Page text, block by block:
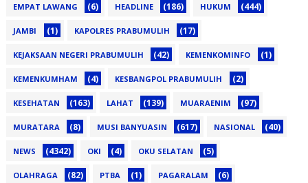
EMPAT LAWANG (6) HEADLINE (186) HUKUM (444)
JAMBI (1) KAPOLRES PRABUMULIH (17)
KEJAKSAAN NEGERI PRABUMULIH (42) KEMENKOMINFO (1)
KEMENKUMHAM (4) KESBANGPOL PRABUMULIH (2)
KESEHATAN (163) LAHAT (139) MUARAENIM (97)
MURATARA (8) MUSI BANYUASIN (617) NASIONAL (40)
NEWS (4342) OKI (4) OKU SELATAN (5)
OLAHRAGA (82) PTBA (1) PAGARALAM (6)